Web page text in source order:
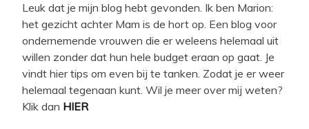
Leuk dat je mijn blog hebt gevonden. Ik ben Marion:
het gezicht achter Mam is de hort op. Een blog voor
ondernemende vrouwen die er weleens helemaal uit
willen zonder dat hun hele budget eraan op gaat. Je
vindt hier tips om even bij te tanken. Zodat je er weer
helemaal tegenaan kunt. Wil je meer over mij weten?
Klik dan HIER